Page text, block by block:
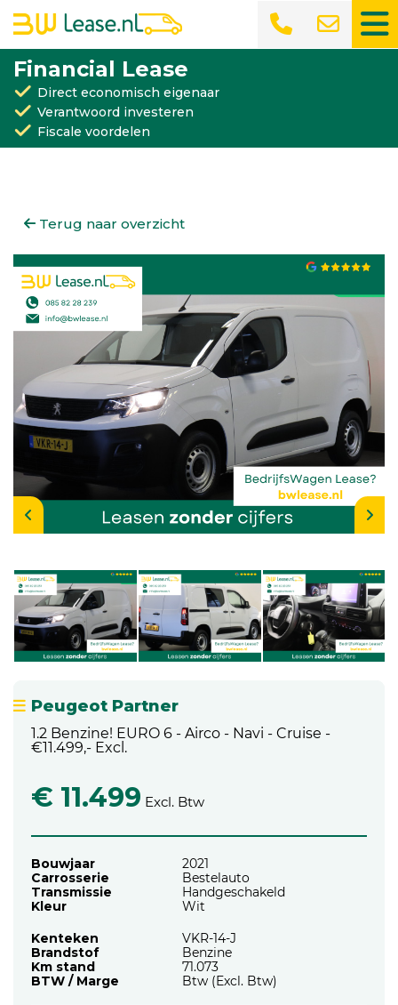
Financial Lease
Direct economisch eigenaar
Verantwoord investeren
Fiscale voordelen
Terug naar overzicht
Peugeot Partner
1.2 Benzine! EURO 6 - Airco - Navi - Cruise -
€11.499,- Excl.
€ 11.499 Excl. Btw
Bouwjaar
2021
Carrosserie
Bestelauto
Transmissie
Handgeschakeld
Kleur
Wit
Kenteken
VKR-14-J
Brandstof
Benzine
Km stand
71.073
BTW / Marge
Btw (Excl. Btw)